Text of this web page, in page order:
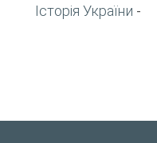
Історія України -